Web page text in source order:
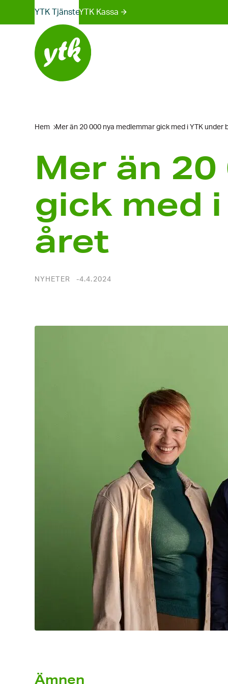
Webbplatser-
menyn
YTK TjänsterYTK Kassa
Hem Mer än 20 000 nya medlemmar gick med i YTK under
Mer än
gick med
året
NYHETER 4.4.2024
Ämnen